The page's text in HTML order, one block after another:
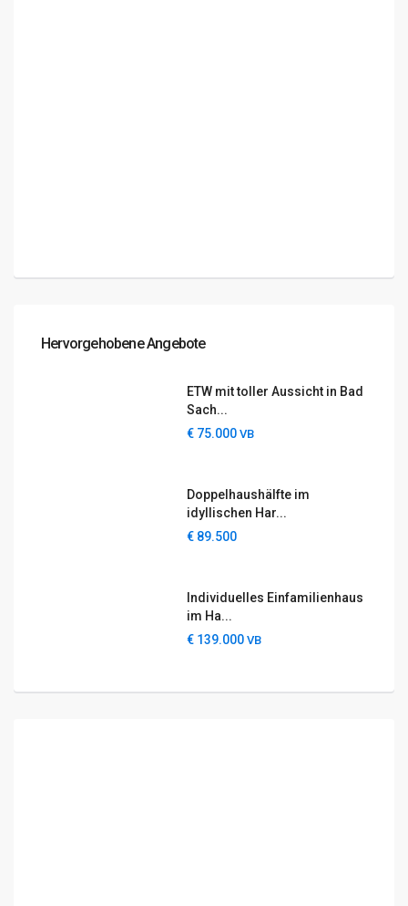
Hervorgehobene Angebote
ETW mit toller Aussicht in Bad
Sach...
€ 75.000VB
Doppelhaushälfte im
idyllischen Har...
€ 89.500
Individuelles Einfamilienhaus
im Ha...
€ 139.000VB